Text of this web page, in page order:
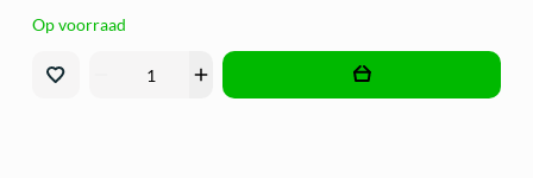
Op voorraad
add